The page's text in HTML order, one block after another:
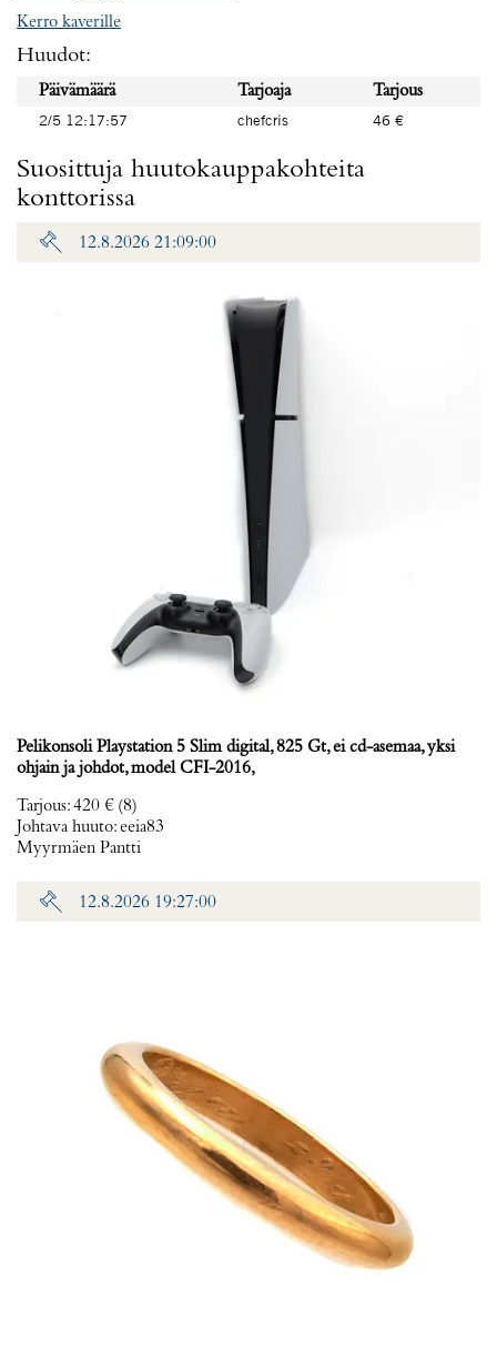
Kerro kaverille
Huudot:
Päivämäärä Tarjoaja
Tarjous
2/5 12:17:57
chefcris 46 €
Suosittuja huutokauppakohteita
konttorissa
12.8.2026 21:09:00
Pelikonsoli Playstation 5 Slim digital, 825 Gt, ei cd-asemaa, yksi
ohjain ja johdot, model CFI-2016,
Tarjous:420 € (8)
Johtava huuto:eeia83
Myyrmäen Pantti
12.8.2026 19:27:00